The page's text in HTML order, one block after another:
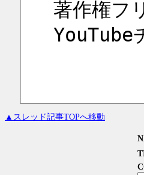
著作権フ
YouTube
▲スレッド記事TOPへ移動